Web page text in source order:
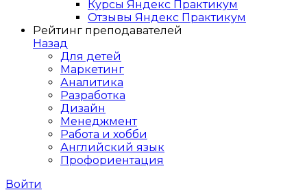
Курсы Яндекс Практикум
Отзывы Яндекс Практикум
Рейтинг преподавателей
Назад
Для детей
Маркетинг
Аналитика
Разработка
Дизайн
Менеджмент
Работа и хобби
Английский язык
Профориентация
Войти